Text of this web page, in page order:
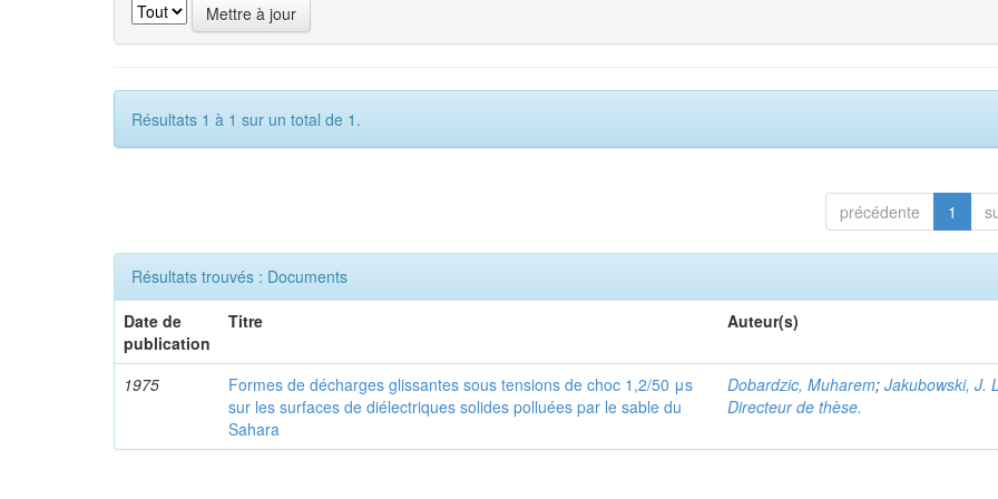
Résultats 1 à 1 sur un total de 1.
précédente 1
Résultats trouvés : Documents
Date de
publication
Titre Auteur(s)
1975
Formes de décharges glissantes sous tensions de choc 1,2/50 μs
sur les surfaces de diélectriques solides polluées par le sable du
Sahara
Dobardzic, Muharem;Jakubowski, J.
Directeur de thèse.